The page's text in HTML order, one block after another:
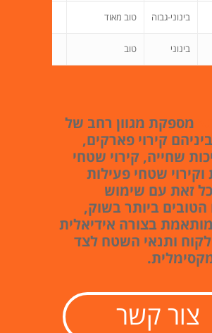
בינוני-גבוה טוב מאוד
בינוני טוב
מספקת מגוון רחב של
קירוי פארקים,
שחייה, קירוי שטחי
שטחי פעילות
זאת עם שימוש
הטובים ביותר בשוק,
בצורה אידיאלית
ותנאי השטח לצד
צור קשר